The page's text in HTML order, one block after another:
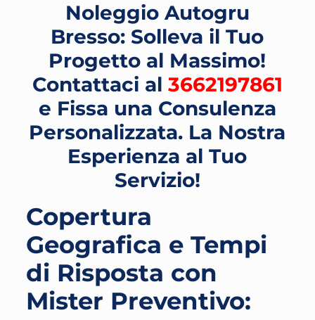
Noleggio Autogru
Bresso: Solleva il Tuo
Progetto al Massimo!
Contattaci al 3662197861
e Fissa una Consulenza
Personalizzata. La Nostra
Esperienza al Tuo
Servizio!
Copertura
Geografica e Tempi
di Risposta con
Mister Preventivo: